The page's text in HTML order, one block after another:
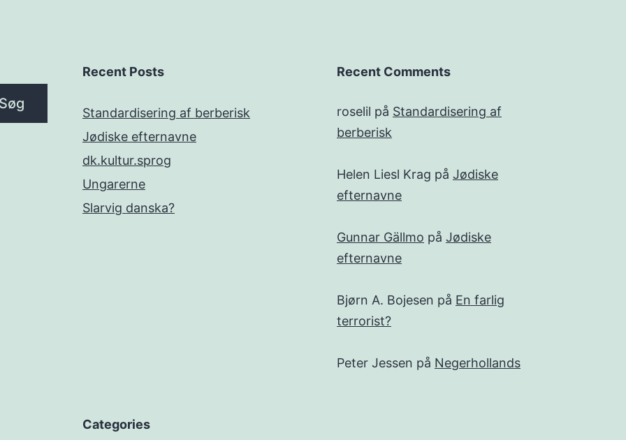
Recent Posts
Standardisering af berberisk
Jødiske efternavne
dk.kultur.sprog
Ungarerne
Slarvig danska?
Recent Comments
roselil på Standardisering af
berberisk
Helen Liesl Krag på Jødiske
efternavne
Gunnar Gällmo på Jødiske
efternavne
Bjørn A. Bojesen på En farlig
terrorist?
Peter Jessen på Negerhollands
Categories